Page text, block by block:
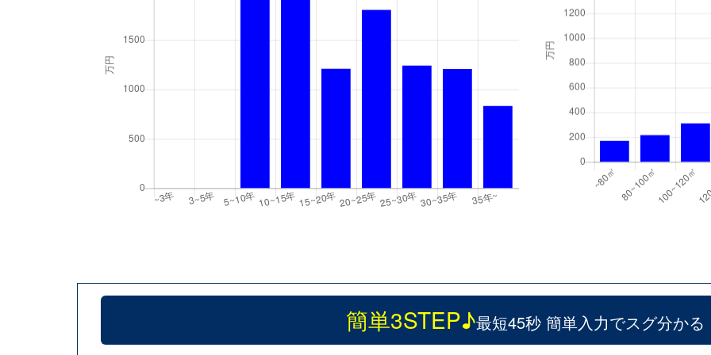
簡単3STEP♪最短45秒 簡単入力でスグ分かる